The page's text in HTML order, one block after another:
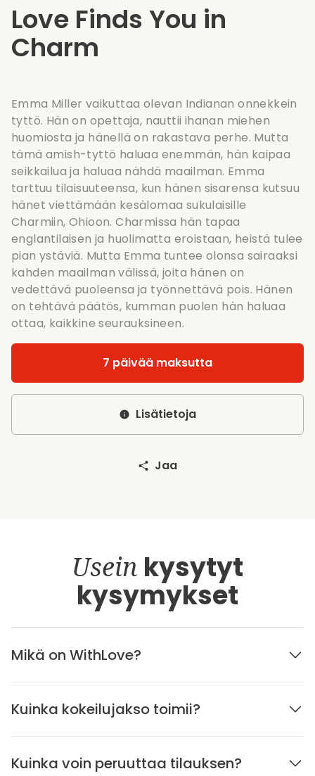
Love Finds You in
Charm
Emma Miller vaikuttaa olevan Indianan onnekkein
tyttö. Hän on opettaja, nauttii ihanan miehen
huomiosta ja hänellä on rakastava perhe. Mutta
tämä amish-tyttö haluaa enemmän, hän kaipaa
seikkailua ja haluaa nähdä maailman. Emma
tarttuu tilaisuuteensa, kun hänen sisarensa kutsuu
hänet viettämään kesälomaa sukulaisille
Charmiin, Ohioon. Charmissa hän tapaa
englantilaisen ja huolimatta eroistaan, heistä tulee
pian ystäviä. Mutta Emma tuntee olonsa sairaaksi
kahden maailman välissä, joita hänen on
vedettävä puoleensa ja työnnettävä pois. Hänen
on tehtävä päätös, kumman puolen hän haluaa
ottaa, kaikkine seurauksineen.
7 päivää maksutta
Lisätietoja
Jaa
Usein kysytyt
kysymykset
Mikä on WithLove?
Kuinka kokeilujakso toimii?
Kuinka voin peruuttaa tilauksen?